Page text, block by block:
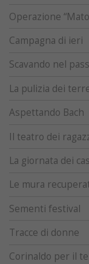
Operazione
Campagna di ieri
Scavando nel
La pulizia dei
Aspettando Bach
Il teatro dei
La giornata dei
Le mura
Sementi festival
Tracce di donne
Corinaldo per il